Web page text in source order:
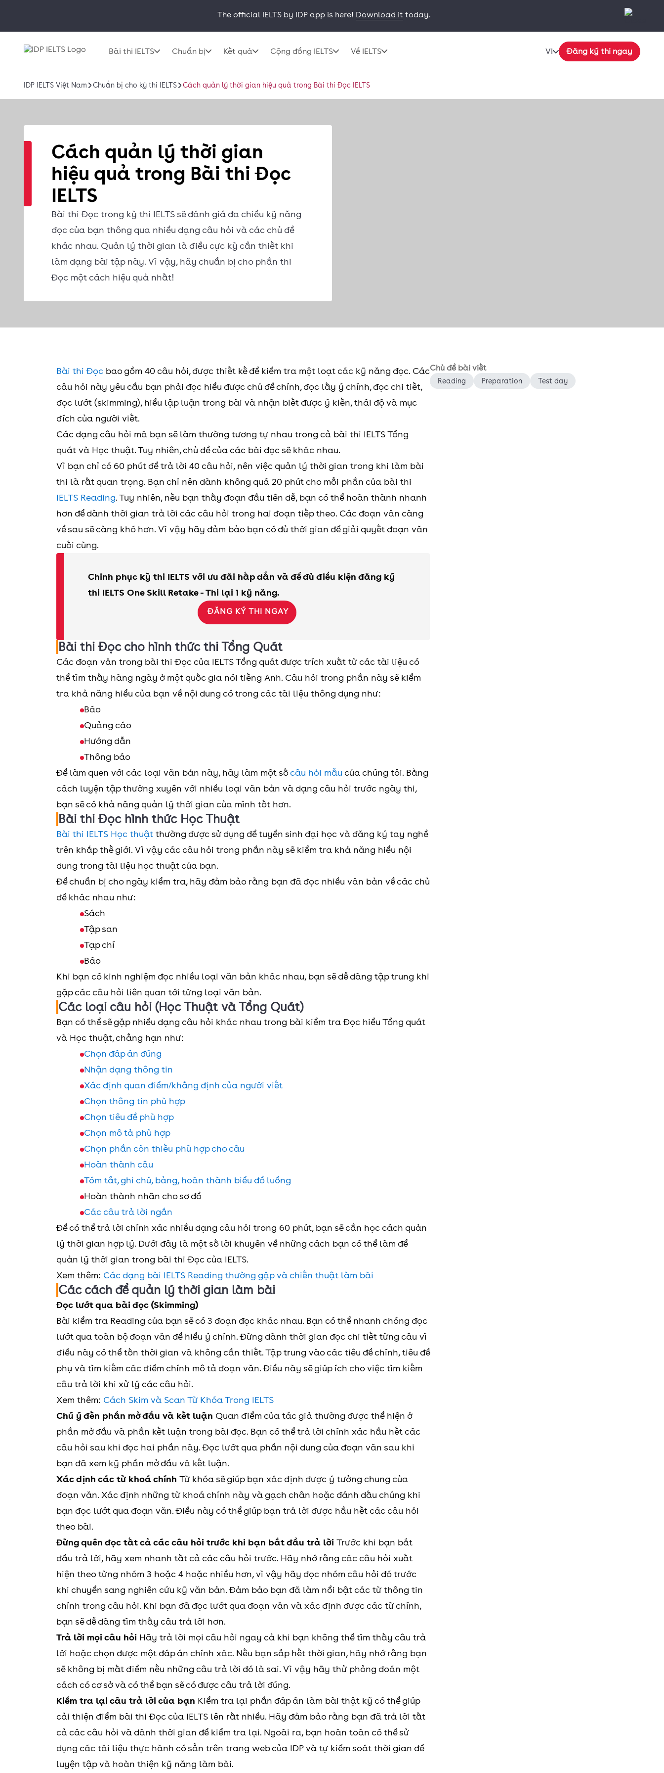
The official IELTS by IDP app is here! Download it today.
Bài thi IELTS Chuẩn bị Kết quả Cộng đồng IELTS Về IELTS VI Đăng ký thi ngay
IDP IELTS Việt Nam Chuẩn bị cho kỳ thi IELTS Cách quản lý thời gian hiệu quả trong Bài thi Đọc IELTS
Cách quản lý thời gian
hiệu quả trong Bài thi Đọc
IELTS
Bài thi Đọc trong kỳ thi IELTS sẽ đánh giá đa chiều kỹ năng
đọc của bạn thông qua nhiều dạng câu hỏi và các chủ đề
khác nhau. Quản lý thời gian là điều cực kỳ cần thiết khi
làm dạng bài tập này. Vì vậy, hãy chuẩn bị cho phần thi
Đọc một cách hiệu quả nhất!
Bài thi Đọc bao gồm 40 câu hỏi, được thiết kế để kiểm tra một loạt các kỹ năng đọc. Các
câu hỏi này yêu cầu bạn phải đọc hiểu được chủ đề chính, đọc lấy ý chính, đọc chi tiết,
đọc lướt (skimming), hiểu lập luận trong bài và nhận biết được ý kiến, thái độ và mục
đích của người viết.
Các dạng câu hỏi mà bạn sẽ làm thường tương tự nhau trong cả bài thi IELTS Tổng
quát và Học thuật. Tuy nhiên, chủ đề của các bài đọc sẽ khác nhau.
Vì bạn chỉ có 60 phút để trả lời 40 câu hỏi, nên việc quản lý thời gian trong khi làm bài
thi là rất quan trọng. Bạn chỉ nên dành không quá 20 phút cho mỗi phần của bài thi
IELTS Reading. Tuy nhiên, nếu bạn thấy đoạn đầu tiên dễ, bạn có thể hoàn thành nhanh
hơn để dành thời gian trả lời các câu hỏi trong hai đoạn tiếp theo. Các đoạn văn càng
về sau sẽ càng khó hơn. Vì vậy hãy đảm bảo bạn có đủ thời gian để giải quyết đoạn văn
cuối cùng.
Chinh phục kỳ thi IELTS với ưu đãi hấp dẫn và để đủ điều kiện đăng ký
thi IELTS One Skill Retake - Thi lại 1 kỹ năng.
ĐĂNG KÝ THI NGAY
Bài thi Đọc cho hình thức thi Tổng Quát
Các đoạn văn trong bài thi Đọc của IELTS Tổng quát được trích xuất từ các tài liệu có
thể tìm thấy hàng ngày ở một quốc gia nói tiếng Anh. Câu hỏi trong phần này sẽ kiểm
tra khả năng hiểu của bạn về nội dung có trong các tài liệu thông dụng như:
Báo
Quảng cáo
Hướng dẫn
Thông báo
Để làm quen với các loại văn bản này, hãy làm một sốcâu hỏi mẫu của chúng tôi. Bằng
cách luyện tập thường xuyên với nhiều loại văn bản và dạng câu hỏi trước ngày thi,
bạn sẽ có khả năng quản lý thời gian của mình tốt hơn.
Bài thi Đọc hình thức Học Thuật
Bài thi IELTS Học thuật thường được sử dụng để tuyển sinh đại học và đăng ký tay nghề
trên khắp thế giới. Vì vậy các câu hỏi trong phần này sẽ kiểm tra khả năng hiểu nội
dung trong tài liệu học thuật của bạn.
Để chuẩn bị cho ngày kiểm tra, hãy đảm bảo rằng bạn đã đọc nhiều văn bản về các chủ
đề khác nhau như:
Sách
Tập san
Tạp chí
Báo
Khi bạn có kinh nghiệm đọc nhiều loại văn bản khác nhau, bạn sẽ dễ dàng tập trung khi
gặp các câu hỏi liên quan tới từng loại văn bản.
Các loại câu hỏi (Học Thuật và Tổng Quát)
Bạn có thể sẽ gặp nhiều dạng câu hỏi khác nhau trong bài kiểm tra Đọc hiểu Tổng quát
và Học thuật, chẳng hạn như:
Chọn đáp án đúng
Nhận dạng thông tin
Xác định quan điểm/khẳng định của người viết
Chọn thông tin phù hợp
Chọn tiêu đề phù hợp
Chọn mô tả phù hợp
Chọn phần còn thiếu phù hợp cho câu
Hoàn thành câu
Tóm tắt, ghi chú, bảng, hoàn thành biểu đồ luồng
Hoàn thành nhãn cho sơ đồ
Các câu trả lời ngắn
Để có thể trả lời chính xác nhiều dạng câu hỏi trong 60 phút, bạn sẽ cần học cách quản
lý thời gian hợp lý. Dưới đây là một số lời khuyên về những cách bạn có thể làm để
quản lý thời gian trong bài thi Đọc của IELTS.
Xem thêm: Các dạng bài IELTS Reading thường gặp và chiến thuật làm bài
Các cách để quản lý thời gian làm bài
Đọc lướt qua bài đọc (Skimming)
Bài kiểm tra Reading của bạn sẽ có 3 đoạn đọc khác nhau. Bạn có thể nhanh chóng đọc
lướt qua toàn bộ đoạn văn để hiểu ý chính. Đừng dành thời gian đọc chi tiết từng câu vì
điều này có thể tốn thời gian và không cần thiết. Tập trung vào các tiêu đề chính, tiêu đề
phụ và tìm kiếm các điểm chính mô tả đoạn văn. Điều này sẽ giúp ích cho việc tìm kiếm
câu trả lời khi xử lý các câu hỏi.
Xem thêm: Cách Skim và Scan Từ Khóa Trong IELTS
Chú ý đến phần mở đầu và kết luận Quan điểm của tác giả thường được thể hiện ở
phần mở đầu và phần kết luận trong bài đọc. Bạn có thể trả lời chính xác hầu hết các
câu hỏi sau khi đọc hai phần này. Đọc lướt qua phần nội dung của đoạn văn sau khi
bạn đã xem kỹ phần mở đầu và kết luận.
Xác định các từ khoá chính Từ khóa sẽ giúp bạn xác định được ý tưởng chung của
đoạn văn. Xác định những từ khoá chính này và gạch chân hoặc đánh dấu chúng khi
bạn đọc lướt qua đoạn văn. Điều này có thể giúp bạn trả lời được hầu hết các câu hỏi
theo bài.
Đừng quên đọc tất cả các câu hỏi trước khi bạn bắt đầu trả lời Trước khi bạn bắt
đầu trả lời, hãy xem nhanh tất cả các câu hỏi trước. Hãy nhớ rằng các câu hỏi xuất
hiện theo từng nhóm 3 hoặc 4 hoặc nhiều hơn, vì vậy hãy đọc nhóm câu hỏi đó trước
khi chuyển sang nghiên cứu kỹ văn bản. Đảm bảo bạn đã làm nổi bật các từ thông tin
chính trong câu hỏi. Khi bạn đã đọc lướt qua đoạn văn và xác định được các từ chính,
bạn sẽ dễ dàng tìm thấy câu trả lời hơn.
Trả lời mọi câu hỏi Hãy trả lời mọi câu hỏi ngay cả khi bạn không thể tìm thấy câu trả
lời hoặc chọn được một đáp án chính xác. Nếu bạn sắp hết thời gian, hãy nhớ rằng bạn
sẽ không bị mất điểm nếu những câu trả lời đó là sai. Vì vậy hãy thử phỏng đoán một
cách có cơ sở và có thể bạn sẽ có được câu trả lời đúng.
Kiểm tra lại câu trả lời của bạn Kiểm tra lại phần đáp án làm bài thật kỹ có thể giúp
cải thiện điểm bài thi Đọc của IELTS lên rất nhiều. Hãy đảm bảo rằng bạn đã trả lời tất
cả các câu hỏi và dành thời gian để kiểm tra lại. Ngoài ra, bạn hoàn toàn có thể sử
dụng các tài liệu thực hành có sẵn trên trang web của IDP và tự kiểm soát thời gian để
luyện tập và hoàn thiện kỹ năng làm bài.
Chủ đề bài viết
Reading Preparation Test day